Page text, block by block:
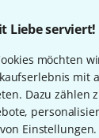
Liebe serviert!
möchten
mit
Dazu zählen